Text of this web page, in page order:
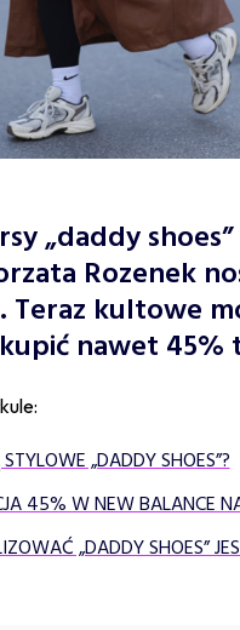
„daddy
Rozenek
Teraz kultowe
nawet 45%
„DADDY SHOES”?
45% W NEW BALANCE
„DADDY SHOES”